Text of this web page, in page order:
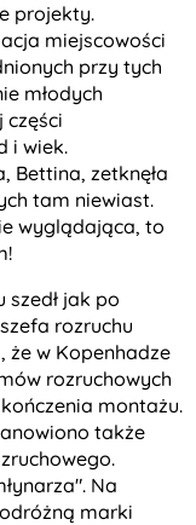
projekty.
miejscowości
przy tych
młodych
części
i wiek.
Bettina, zetknęła
tam niewiast.
wyglądająca, to
szedł jak po
rozruchu
że w Kopenhadze
rozruchowych
montażu.
także
Na
marki